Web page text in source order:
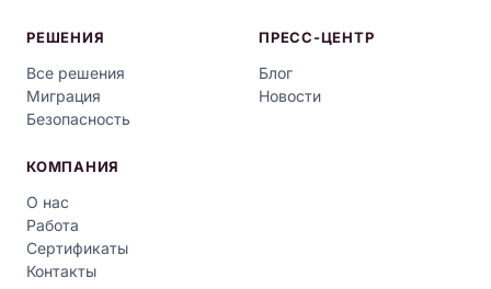
РЕШЕНИЯ
Все решения
Миграция
Безопасность
ПРЕСС-ЦЕНТР
Блог
Новости
КОМПАНИЯ
О нас
Работа
Сертификаты
Контакты